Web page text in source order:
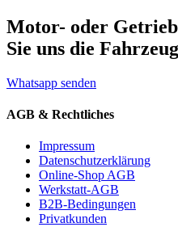
Motor- oder
Sie uns die
Whatsapp senden
AGB & Rechtliches
Impressum
Datenschutzerklärung
Online-Shop AGB
Werkstatt-AGB
B2B-Bedingungen
Privatkunden